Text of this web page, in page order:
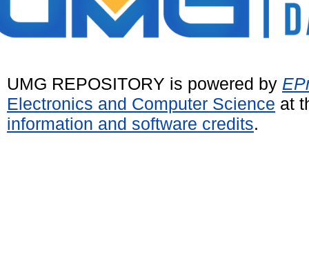
UMG REPOSITORY is powered by
Electronics and Computer Science at
information and software credits.